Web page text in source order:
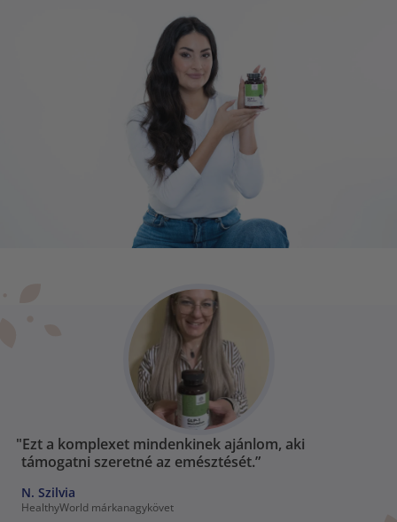
"Ezt a komplexet mindenkinek ajánlom, aki
támogatni szeretné az emésztését.”
N. Szilvia
HealthyWorld márkanagykövet